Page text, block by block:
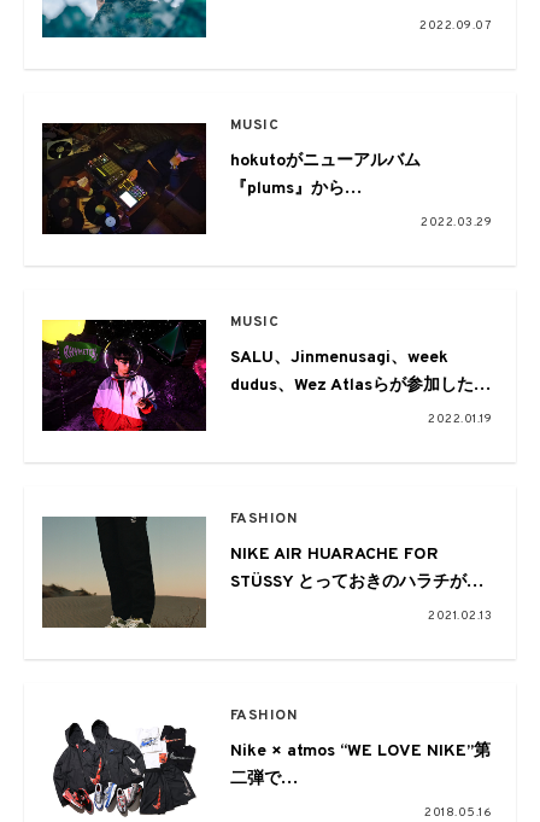
先行シングル「Voyage (feat.
本日配信。リリースツアーの開催
2022.09.07
MUSIC
hokutoがニューアルバム
『plums』から
客演に唾奇と仙人掌を迎えた2022.03.29
MUSIC
SALU、Jinmenusagi、week
dudus、Wez Atlasらが参加したプ
ロデューサーRhymeTubeによる
リース。本日先行シングル
信
2022.01.19
FASHION
NIKE AIR HUARACHE FOR
STÜSSY とっておきのハラチがス
ウェットのセットアップと共に登
2021.02.13
FASHION
Nike × atmos “WE LOVE NIKE”第
二弾で
Air Max 90やアパレルラインも登
2018.05.16